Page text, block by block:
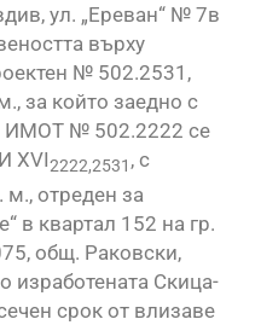
ул. „Ереван“ № 7в
върху
№ 502.2531,
за който заедно с
№ 502.2222 се
XVI2222,2531 , с
отреден за
в квартал 152 на гр.
общ. Раковски,
изработената Скица-
срок от влизаве